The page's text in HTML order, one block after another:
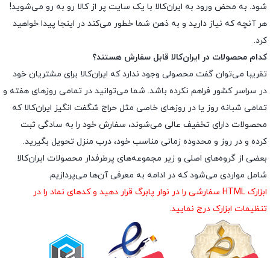
شود. به محض ورود به ایران‌کالا با یک سایت پر از کالا رو به رو می‌شوید!
هر آنچه که نیاز دارید و به ذهن شما خطور می‌کند در اینجا پیدا خواهید
کرد.
کدام محصولات در ایران‌کالا قابل سفارش هستند؟
تقریبا می‌توان گفت محصولی وجود ندارد که ایران‌کالا برای مشتریان خود
در سراسر کشور فراهم نکرده باشد. شما می‌توانید در تمامی روزهای هفته و
تمامی شبانه روز یا در روزهای خاصی مثل حراج شگفت انگیز ایران‌کالا که
محصولات دارای تخفیف عالی می‌شوند، سفارش خود را به سادگی ثبت
کرده و در روز و محدوده زمانی مناسب خود، درب منزل تحویل بگیرید.
بعضی از گروه‌های اصلی و زیر مجموعه‌های پرطرفدار محصولات ایران‌کالا
شامل مواردی می‌شود که در ادامه به معرفی آن‌ها می‌پردازیم.
ابزارک HTML سفارشی را در نوار پابرگ قرار دهید و کدهای نماد را در
تنظیمات ابزارک درج نمایید.